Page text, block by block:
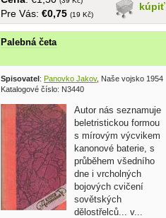
kúpiť
Pre Vás: €0,75 (19 Kč)
Palebná četa
Spisovatel: Panovko Jakov, Naše vojsko 1954
Katalogové číslo: N3440
Autor nás seznamuje
beletristickou formou
s mírovým výcvikem
kanonové baterie, s
průběhem všedního
dne i vrcholných
bojových cvičení
sovětských
dělostřelců... v...